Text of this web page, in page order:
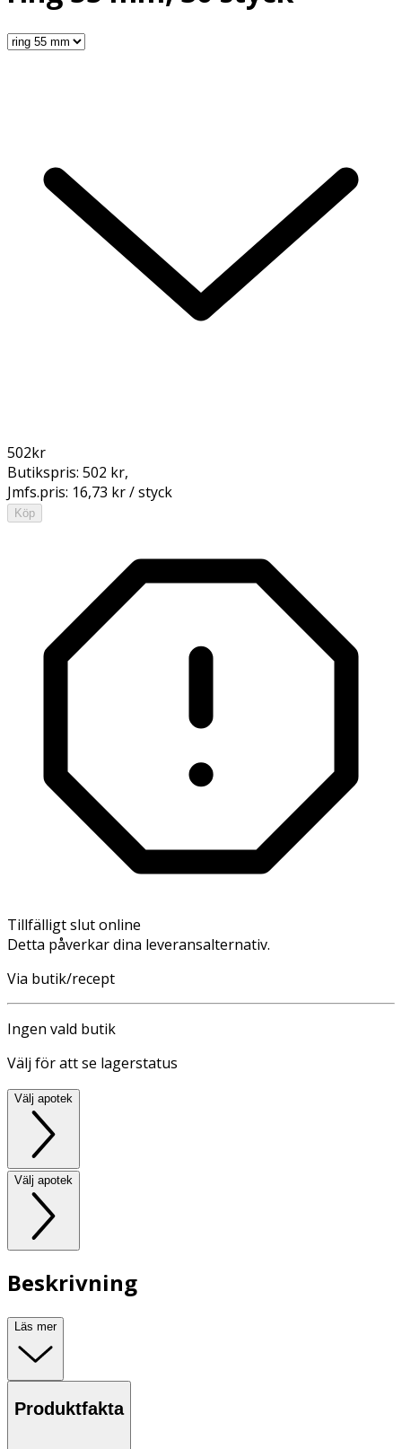
502kr
Butikspris: 502 kr,
Jmfs.pris: 16,73 kr / styck
Köp
Tillfälligt slut online
Detta påverkar dina leveransalternativ.
Via butik/recept
Ingen vald butik
Välj för att se lagerstatus
Välj apotek
Välj apotek
Beskrivning
Läs mer
Produktfakta